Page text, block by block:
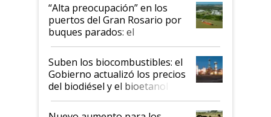
“Alta preocupación” en los
puertos del Gran Rosario por
buques parados: el
funcionamiento de las
exportadoras en tensión tras
la medida de fuerza de los
prácticos
Suben los biocombustibles: el
Gobierno actualizó los precios
del biodiésel y el bioetanol